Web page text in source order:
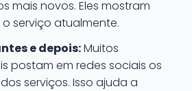
mais novos. Eles mostram
serviço atualmente.
e depois:Muitos
postam em redes sociais os
serviços. Isso ajuda a